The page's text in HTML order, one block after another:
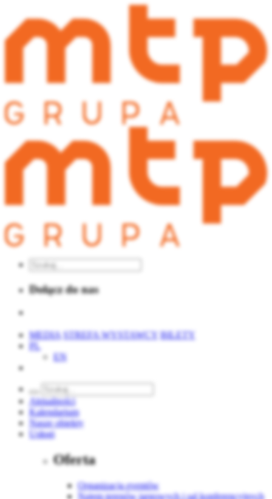
Dołącz do nas
MEDIA STREFA WYSTAWCY BILETY
PL
EN
Aktualności
Kalendarium
Nasze obiekty
Usługi
Oferta
Organizacja eventów
Najem terenów targowych i sal konferencyjnych